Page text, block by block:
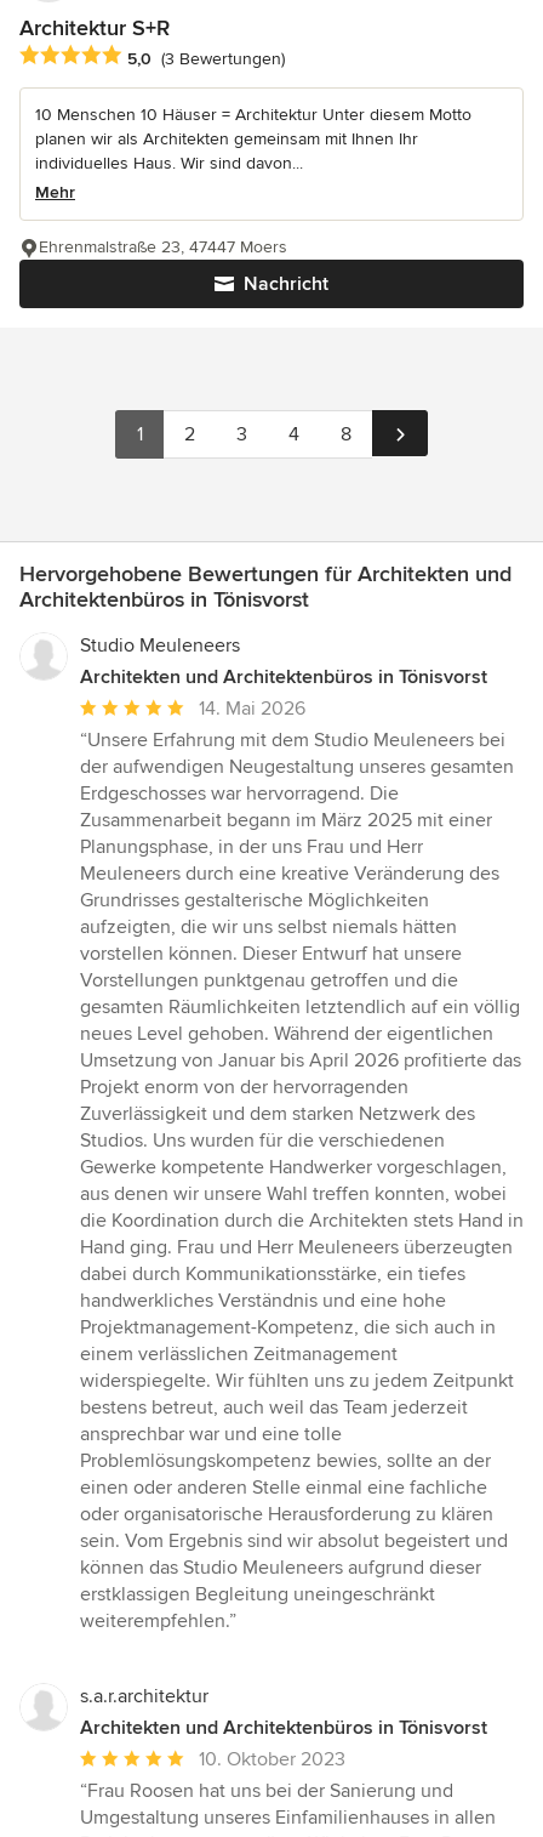
Architektur S+R
Durchschnittliche Bewertung: 5 von 5 Sternen
5,0 (3 Bewertungen)
10 Menschen 10 Häuser = Architektur Unter diesem Motto
planen wir als Architekten gemeinsam mit Ihnen Ihr
individuelles Haus. Wir sind davon...
Mehr
Nachricht
Ehrenmalstraße 23, 47447 Moers
1 2 3 4 8
Hervorgehobene Bewertungen für Architekten und
Architektenbüros in Tönisvorst
Studio Meuleneers
Architekten und Architektenbüros in Tönisvorst
Durchschnittliche
Bewertung:
5
von
5
Sternen
14. Mai 2026
“Unsere Erfahrung mit dem Studio Meuleneers bei
der aufwendigen Neugestaltung unseres gesamten
Erdgeschosses war hervorragend. Die
Zusammenarbeit begann im März 2025 mit einer
Planungsphase, in der uns Frau und Herr
Meuleneers durch eine kreative Veränderung des
Grundrisses gestalterische Möglichkeiten
aufzeigten, die wir uns selbst niemals hätten
vorstellen können. Dieser Entwurf hat unsere
Vorstellungen punktgenau getroffen und die
gesamten Räumlichkeiten letztendlich auf ein völlig
neues Level gehoben. Während der eigentlichen
Umsetzung von Januar bis April 2026 profitierte das
Projekt enorm von der hervorragenden
Zuverlässigkeit und dem starken Netzwerk des
Studios. Uns wurden für die verschiedenen
Gewerke kompetente Handwerker vorgeschlagen,
aus denen wir unsere Wahl treffen konnten, wobei
die Koordination durch die Architekten stets Hand in
Hand ging. Frau und Herr Meuleneers überzeugten
dabei durch Kommunikationsstärke, ein tiefes
handwerkliches Verständnis und eine hohe
Projektmanagement-Kompetenz, die sich auch in
einem verlässlichen Zeitmanagement
widerspiegelte. Wir fühlten uns zu jedem Zeitpunkt
bestens betreut, auch weil das Team jederzeit
ansprechbar war und eine tolle
Problemlösungskompetenz bewies, sollte an der
einen oder anderen Stelle einmal eine fachliche
oder organisatorische Herausforderung zu klären
sein. Vom Ergebnis sind wir absolut begeistert und
können das Studio Meuleneers aufgrund dieser
erstklassigen Begleitung uneingeschränkt
weiterempfehlen.”
s.a.r.architektur
Architekten und Architektenbüros in Tönisvorst
Durchschnittliche
Bewertung:
5
10. Oktober 2023
“Frau Roosen hat uns bei der Sanierung und
Umgestaltung unseres Einfamilienhauses in allen